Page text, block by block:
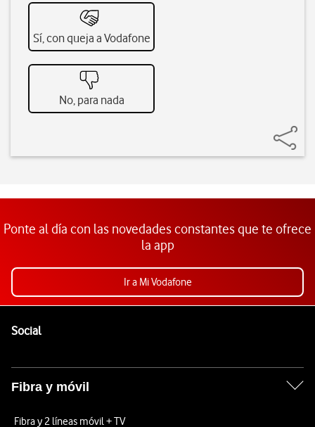
Sí, con queja a Vodafone
No, para nada
Ponte al día con las novedades constantes que te ofrece
la app
Ir a Mi Vodafone
SocialEnlaces a las redes sociales de Vodafone
Fibra y móvil
Fibra y 2 líneas móvil + TV